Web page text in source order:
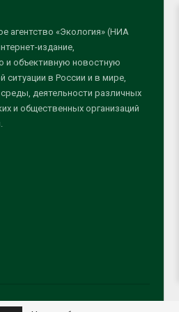
агентство «Экология» (НИА
издание,
и объективную новостную
в России и в мире,
деятельности различных
и общественных организаций